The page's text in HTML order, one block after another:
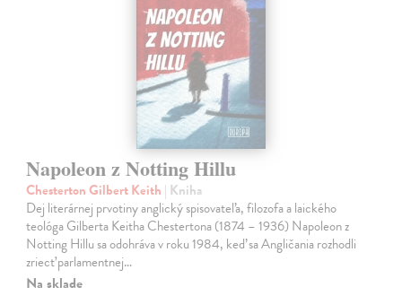
Napoleon z Notting Hillu
Chesterton Gilbert Keith | Kniha
Dej literárnej prvotiny anglický spisovateľa, filozofa a laického
teológa Gilberta Keitha Chestertona (1874 – 1936) Napoleon z
Notting Hillu sa odohráva v roku 1984, keď sa Angličania rozhodli
zriecť parlamentnej…
Na sklade